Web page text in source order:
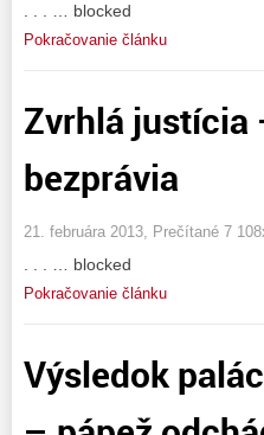
. . . … blocked
Pokračovanie článku
Zvrhlá justícia
bezprávia
21. februára 2013, Prečítané 7
. . . … blocked
Pokračovanie článku
Výsledok